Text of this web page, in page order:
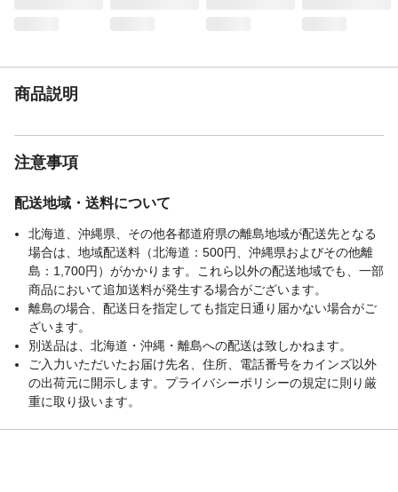
商品説明
注意事項
配送地域・送料について
北海道、沖縄県、その他各都道府県の離島地域が配送先となる
場合は、地域配送料（北海道：500円、沖縄県およびその他離
島：1,700円）がかかります。これら以外の配送地域でも、一部
商品において追加送料が発生する場合がございます。
離島の場合、配送日を指定しても指定日通り届かない場合がご
ざいます。
別送品は、北海道・沖縄・離島への配送は致しかねます。
ご入力いただいたお届け先名、住所、電話番号をカインズ以外
の出荷元に開示します。プライバシーポリシーの規定に則り厳
重に取り扱います。